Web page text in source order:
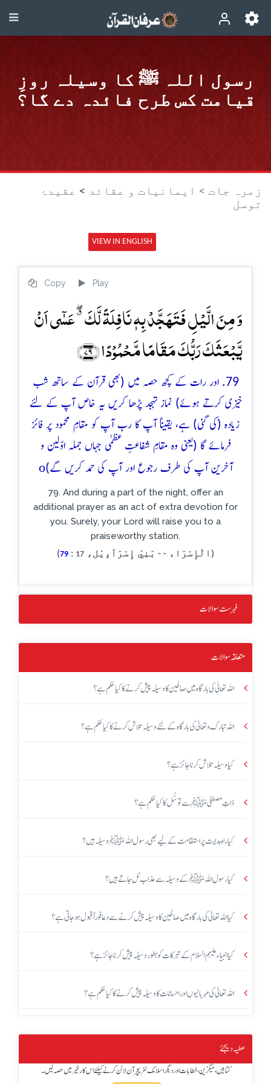
رسول اللہ ﷺ کا وسیلہ روزِ
قیامت کس طرح فائدہ دے گا؟
زمرہ جات > ایمانیات و عقائد > عقیدۂ
توسل
VIEW IN ENGLISH
Play
Copy
وَ مِنَ الَّیۡلِ فَتَہَجَّدۡ بِہٖ نَافِلَۃً لَّکَ ٭ۖ عَسٰۤی اَنۡ
یَّبۡعَثَکَ رَبُّکَ مَقَامًا مَّحۡمُوۡدًا ﴿۷۹﴾
79. اور رات کے کچھ حصہ میں (بھی قرآن کے ساتھ شب
خیزی کرتے ہوئے) نماز تہجد پڑھا کریں یہ خاص آپ کے لئے
زیادہ (کی گئی) ہے، یقیناً آپ کا رب آپ کو مقامِ محمود پر فائز
فرمائے گا (یعنی وہ مقامِ شفاعتِ عظمٰی جہاں جملہ اوّلین و
آخرین آپ کی طرف رجوع اور آپ کی حمد کریں گے)o
79. And during a part of the night, offer an
additional prayer as an act of extra devotion for
you. Surely, your Lord will raise you to a
praiseworthy station.
(الْإِسْرَاء - - بَنِيْ إِسْرَآءِيْل، 17
:
79
)
فہرست سوالات
متعلقہ سوالات
اللہ تعالیٰ کی بارگاہ میں صالحین کا وسیلہ پیش کرنے کا کیا حکم ہے؟
اللہ تبارک و تعالیٰ کی بارگاہ کے لئے وسیلہ تلاش کرنے کا کیا حکم ہے؟
کیا وسیلہ تلاش کرنا جائز ہے؟
ذاتِ مصطفی ﷺ سے توسُّل کا کیا حکم ہے؟
کیا راہ ہدایت پر استقامت کے لیے بھی رسول اللہ ﷺ وسیلہ ہیں؟
کیا رسول اللہ ﷺ کے وسیلہ سے عذاب ٹل جاتے ہیں؟
کیا اللہ تعالیٰ کی بارگاہ میں صالحین کا وسیلہ پیش کرنے سے دعا فوراً قبول ہو جاتی ہے؟
کیا انبیاء علیہم السلام کے تبرکات کو بطور وسیلہ پیش کرنا جائز ہے؟
اللہ تعالیٰ کی مہربانیوں اور احسانات کا وسیلہ پیش کرنے کا کیا حکم ہے؟
عطیہ دیجئے
کتابیں، میگزین، خطابات اور دیگر اسلامک لٹریچر آن لائن کرنے کیلئے اس کار خیر میں حصہ لیں۔